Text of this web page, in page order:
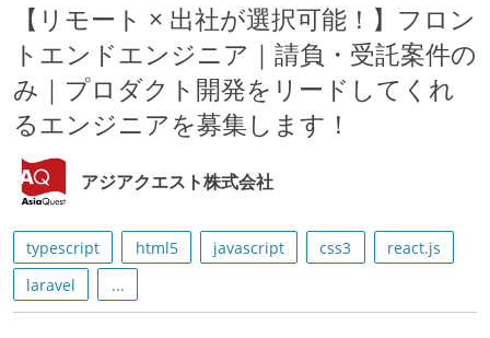
【リモート × 出社が選択可能！】フロン
トエンドエンジニア｜請負・受託案件の
み｜プロダクト開発をリードしてくれ
るエンジニアを募集します！
アジアクエスト株式会社
typescript html5 javascript css3
react.js
laravel
...